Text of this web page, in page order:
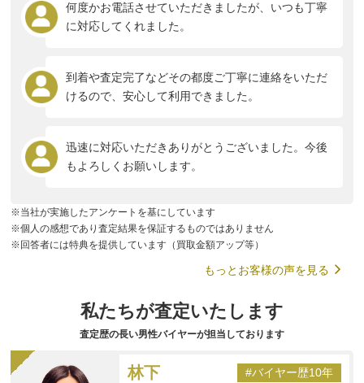
何度かお電話させていただきましたが、いつも丁寧
に対応してくれました。
到着や査定完了などその都度ご丁寧に連絡をいただ
けるので、安心して利用できました。
迅速に対応いただきありがとうございました。今後
もよろしくお願いします。
※当社が実施したアンケートを基にしています
※個人の感想であり査定結果を保証するものではありません
※回答者には特典を提供しています（買取金額アップ等）
もっとお客様の声を見る
私たちが査定いたします
査定歴の長い男性バイヤーが担当しております
林下
#バイヤー歴10年